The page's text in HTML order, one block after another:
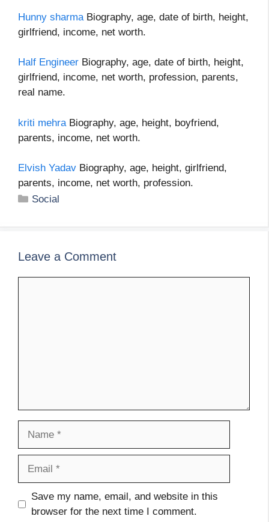
Hunny sharma Biography, age, date of birth, height,
girlfriend, income, net worth.
Half Engineer Biography, age, date of birth, height,
girlfriend, income, net worth, profession, parents,
real name.
kriti mehra Biography, age, height, boyfriend,
parents, income, net worth.
Elvish Yadav Biography, age, height, girlfriend,
parents, income, net worth, profession.
Categories
Social
Leave a Comment
Website
Save my name, email, and website in this
browser for the next time I comment.